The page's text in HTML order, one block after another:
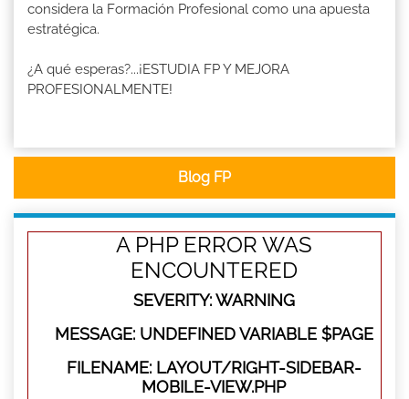
considera la Formación Profesional como una apuesta
estratégica.
¿A qué esperas?...¡ESTUDIA FP Y MEJORA
PROFESIONALMENTE!
Blog FP
A PHP ERROR WAS
ENCOUNTERED
SEVERITY: WARNING
MESSAGE: UNDEFINED VARIABLE $PAGE
FILENAME: LAYOUT/RIGHT-SIDEBAR-
MOBILE-VIEW.PHP